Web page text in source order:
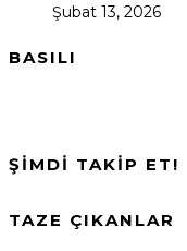
Şubat 13, 2026
BASILI
ŞİMDİ TAKİP ET!
TAZE ÇIKANLAR